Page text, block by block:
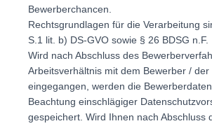
Bewerberchancen.
Rechtsgrundlagen für die Verarbeitung
S.1 lit. b) DS-GVO sowie § 26 BDSG n.F.
Wird nach Abschluss des
Arbeitsverhältnis mit dem Bewerber / der
eingegangen, werden die
Beachtung einschlägiger
gespeichert. Wird Ihnen nach Abschluss